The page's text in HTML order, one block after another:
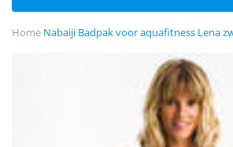
Home Nabaiji Badpak voor aquafitness Lena